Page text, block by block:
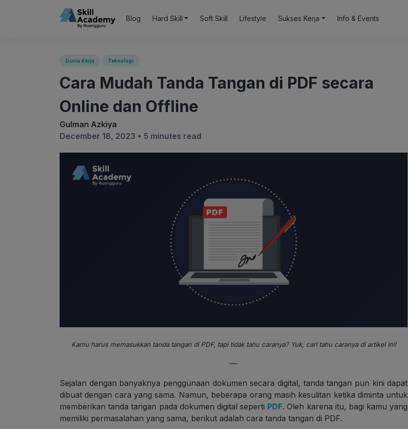
Blog Hard Skill Soft Skill Lifestyle Sukses Kerja Info & Events
Dunia Kerja Teknologi
Cara Mudah Tanda Tangan di PDF secara
Online dan Offline
Gulman Azkiya
December 18, 2023 • 5 minutes read
Kamu harus memasukkan tanda tangan di PDF, tapi tidak tahu caranya? Yuk, cari tahu caranya di artikel ini!
—
Sejalan dengan banyaknya penggunaan dokumen secara digital, tanda tangan pun kini dapat
dibuat dengan cara yang sama. Namun, beberapa orang masih kesulitan ketika diminta untuk
memberikan tanda tangan pada dokumen digital seperti PDF. Oleh karena itu, bagi kamu yang
memiliki permasalahan yang sama, berikut adalah cara tanda tangan di PDF.